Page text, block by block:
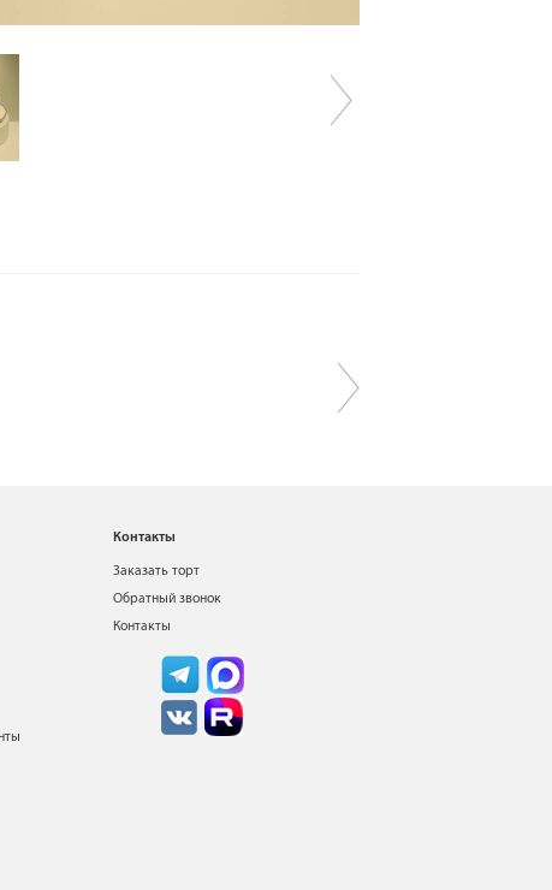
Контакты
Заказать торт
Обратный звонок
Контакты